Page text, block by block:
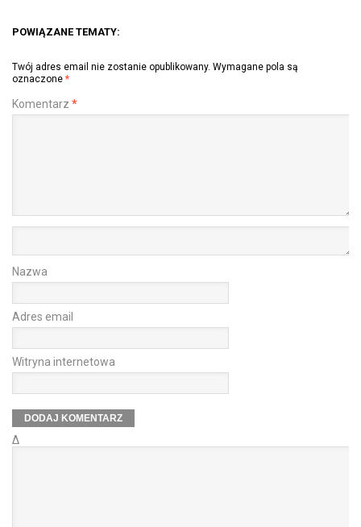
POWIĄZANE TEMATY:
Twój adres email nie zostanie opublikowany. Wymagane pola są
oznaczone *
Komentarz *
Nazwa
Adres email
Witryna internetowa
Δ